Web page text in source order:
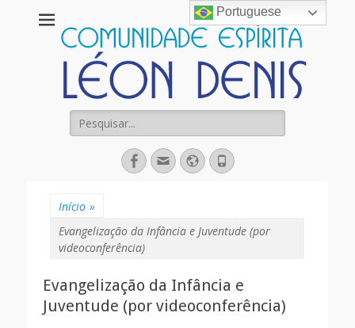
Comunidade
Espírita Léon
Denis
Pesquisar
por:
Facebook
EmailWebsiteFone
Início »
Evangelização da Infância e Juventude (por
videoconferência)
Evangelização da Infância e
Juventude (por videoconferência)
Portuguese